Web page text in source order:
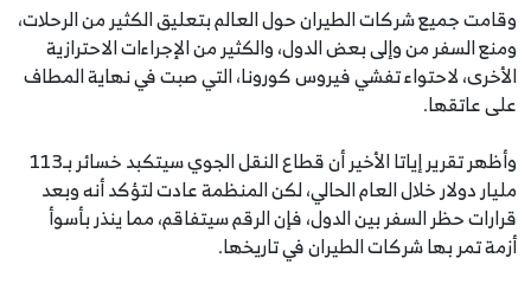
وقامت جميع شركات الطيران حول العالم بتعليق الكثير من الرحلات،
ومنع السفر من وإلى بعض الدول، والكثير من الإجراءات الاحترازية
الأخرى، لاحتواء تفشي فيروس كورونا، التي صبت في نهاية المطاف
على عاتقها.
وأظهر تقرير إياتا الأخير أن قطاع النقل الجوي سيتكبد خسائر بـ113
مليار دولار خلال العام الحالي، لكن المنظمة عادت لتؤكد أنه وبعد
قرارات حظر السفر بين الدول، فإن الرقم سيتفاقم، مما ينذر بأسوأ
أزمة تمر بها شركات الطيران في تاريخها.